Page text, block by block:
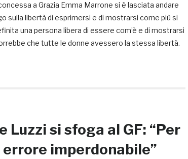
a Grazia Emma Marrone si è lasciata andare
sulla libertà di esprimersi e di mostrarsi come più si
una persona libera di essere com’è e di mostrarsi
che tutte le donne avessero la stessa libertà.
Luzzi si sfoga al GF: “Per
errore imperdonabile”